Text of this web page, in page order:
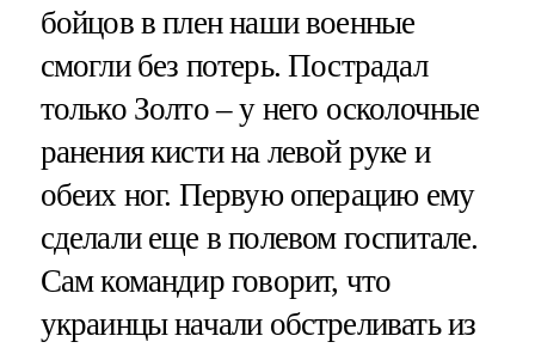
бойцов в плен наши военные
смогли без потерь. Пострадал
только Золто – у него осколочные
ранения кисти на левой руке и
обеих ног. Первую операцию ему
сделали еще в полевом госпитале.
Сам командир говорит, что
украинцы начали обстреливать из